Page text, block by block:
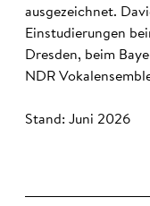
ausgezeichnet.
Einstudierungen
Dresden, beim
NDR
Stand: Juni 2026